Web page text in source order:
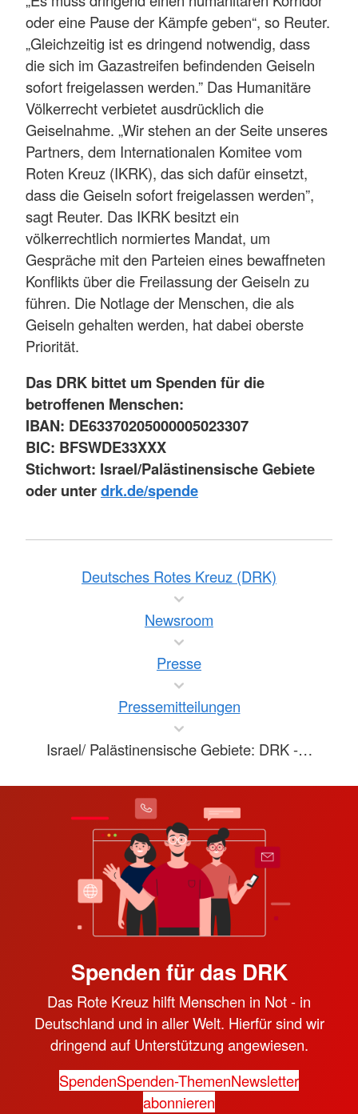
oder eine Pause der Kämpfe geben“, so Reuter.
„Gleichzeitig ist es dringend notwendig, dass
die sich im Gazastreifen befindenden Geiseln
sofort freigelassen werden.” Das Humanitäre
Völkerrecht verbietet ausdrücklich die
Geiselnahme. „Wir stehen an der Seite unseres
Partners, dem Internationalen Komitee vom
Roten Kreuz (IKRK), das sich dafür einsetzt,
dass die Geiseln sofort freigelassen werden”,
sagt Reuter. Das IKRK besitzt ein
völkerrechtlich normiertes Mandat, um
Gespräche mit den Parteien eines bewaffneten
Konflikts über die Freilassung der Geiseln zu
führen. Die Notlage der Menschen, die als
Geiseln gehalten werden, hat dabei oberste
Priorität.
Das DRK bittet um Spenden für die
betroffenen Menschen:
IBAN: DE63370205000005023307
BIC: BFSWDE33XXX
Stichwort: Israel/Palästinensische Gebiete
oder unterdrk.de/spende
Deutsches Rotes Kreuz (DRK)
Newsroom
Presse
Pressemitteilungen
Israel/ Palästinensische Gebiete: DRK -…
Spenden für das DRK
Das Rote Kreuz hilft Menschen in Not - in
Deutschland und in aller Welt. Hierfür sind wir
dringend auf Unterstützung angewiesen.
SpendenSpenden-ThemenNewsletter
abonnieren